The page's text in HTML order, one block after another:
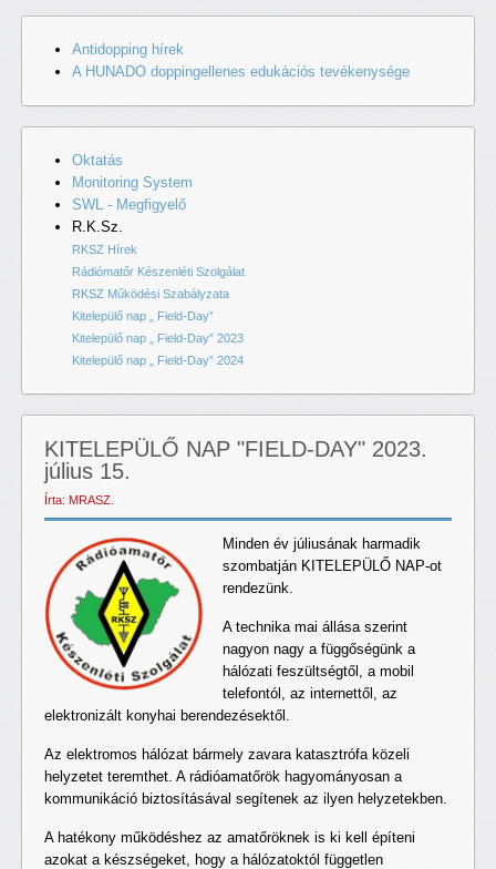
Antidopping hírek
A HUNADO doppingellenes edukációs tevékenysége
Oktatás
Monitoring System
SWL - Megfigyelő
R.K.Sz.
RKSZ Hírek
Rádiómatőr Készenléti Szolgálat
RKSZ Működési Szabályzata
Kitelepülő nap „ Field-Day”
Kitelepülő nap „ Field-Day” 2023
Kitelepülő nap „ Field-Day” 2024
KITELEPÜLŐ NAP "FIELD-DAY" 2023.
július 15.
Írta: MRASZ.
Minden év júliusának harmadik
szombatján KITELEPÜLŐ NAP-ot
rendezünk.
A technika mai állása szerint
nagyon nagy a függőségünk a
hálózati feszültségtől, a mobil
telefontól, az internettől, az
elektronizált konyhai berendezésektől.
Az elektromos hálózat bármely zavara katasztrófa közeli
helyzetet teremthet. A rádióamatőrök hagyományosan a
kommunikáció biztosításával segítenek az ilyen helyzetekben.
A hatékony működéshez az amatőröknek is ki kell építeni
azokat a készségeket, hogy a hálózatoktól független